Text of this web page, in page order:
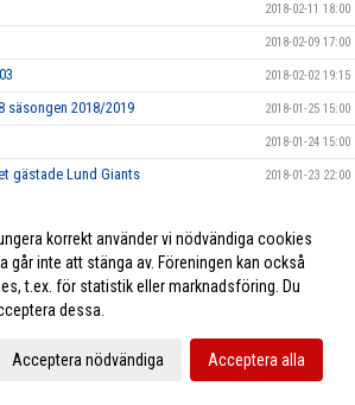
2018-02-11 18:00
2018-02-09 17:00
2018-02-02 19:15
säsongen 2018/2019 2018-01-25 15:00
2018-01-24 15:00
gästade Lund Giants 2018-01-23 22:00
Vetlanda 2018-01-10 15:00
- Ny partner till Giants
2017-12-22 17:00
2017-12-22 00:50
korrekt använder vi nödvändiga cookies
går inte att stänga av. Föreningen kan också
t.ex. för statistik eller marknadsföring. Du
dessa.
Acceptera nödvändiga Acceptera alla